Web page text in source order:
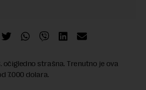
očigledno strašna. Trenutno je ova
7.000 dolara.